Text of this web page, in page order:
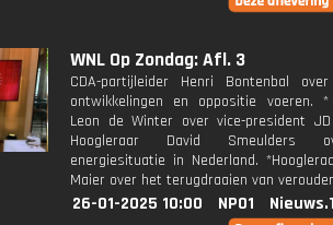
WNL Op Zondag: Afl. 3
CDA-partijleider Henri Bontenbal
ontwikkelingen en oppositie voeren. *
Leon de Winter over vice-president
Hoogleraar David Smeulders
energiesituatie in Nederland.
Maier over het terugdraaien van
26-01-2025 10:00 NPO1